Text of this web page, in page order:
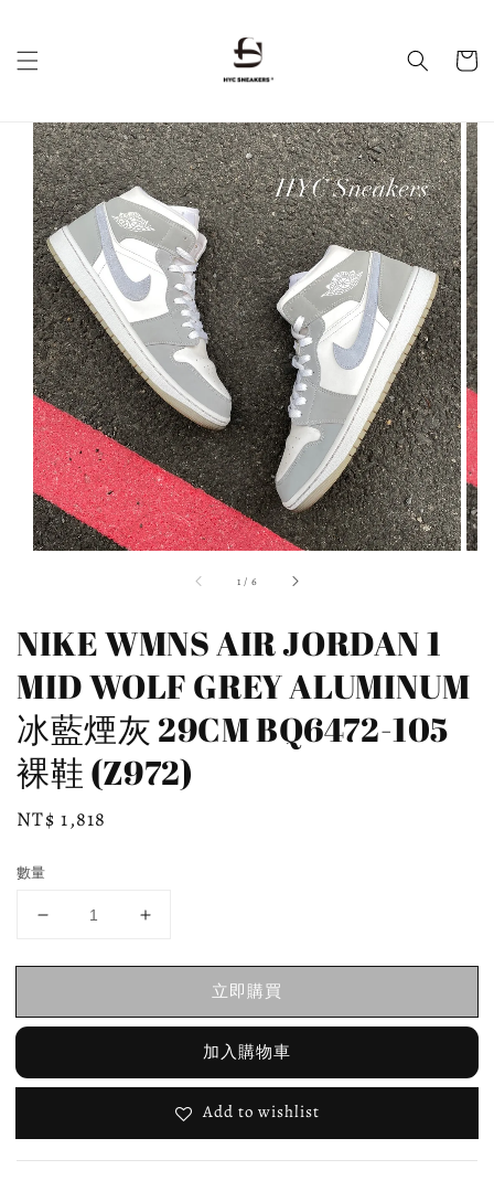
1 / 6
NIKE WMNS AIR JORDAN 1
MID WOLF GREY ALUMINUM
冰藍煙灰 29CM BQ6472-105
裸鞋 (Z972)
Regular
NT$ 1,818
數量
立即購買
加入購物車
Add to wishlist